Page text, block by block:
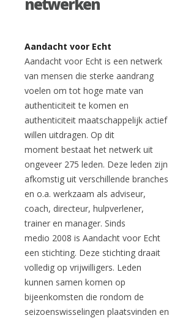
Aandacht voor Echt
Aandacht voor Echt is een netwerk
van mensen die sterke aandrang
voelen om tot hoge mate van
authenticiteit te komen en
authenticiteit maatschappelijk actief
willen uitdragen. Op dit
moment bestaat het netwerk uit
ongeveer 275 leden. Deze leden zijn
afkomstig uit verschillende branches
en o.a. werkzaam als adviseur,
coach, directeur, hulpverlener,
trainer en manager. Sinds
medio 2008 is Aandacht voor Echt
een stichting. Deze stichting draait
volledig op vrijwilligers. Leden
kunnen samen komen op
bijeenkomsten die rondom de
seizoenswisselingen plaatsvinden en